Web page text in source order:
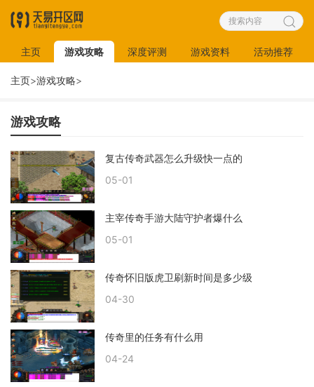
主页 游戏攻略 深度评测 游戏资料 活动推荐
主页>游戏攻略>
游戏攻略
复古传奇武器怎么升级快一点的
05-01
主宰传奇手游大陆守护者爆什么
05-01
传奇怀旧版虎卫刷新时间是多少级
04-30
传奇里的任务有什么用
04-24